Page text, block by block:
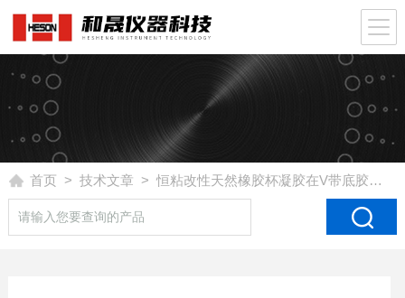
首页 > 技术文章 > 恒粘改性天然橡胶杯凝胶在V带底胶中的应用